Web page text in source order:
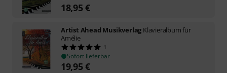
18,95€
Artist Ahead Musikverlag Klavieralbum für
Amélie
1
Sofort lieferbar
19,95€